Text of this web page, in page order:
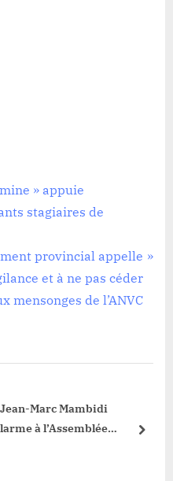
» appuie
stagiaires de
provincial appelle
et à ne pas céder
mensonges de l’ANVC
Marc Mambidi
à l’Assemblée
next